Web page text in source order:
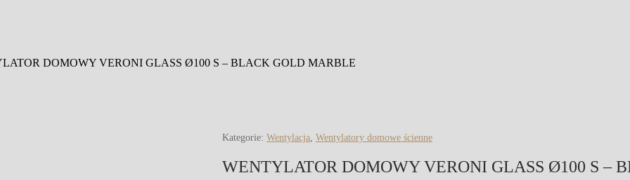
DOMOWY VERONI GLASS Ø100 S – BLACK GOLD MARBLE
Kategorie: Wentylacja, Wentylatory domowe ścienne
WENTYLATOR DOMOWY VERONI GLASS Ø100 S –